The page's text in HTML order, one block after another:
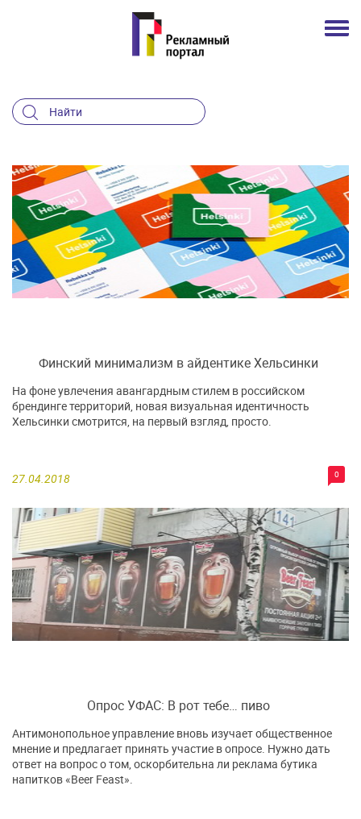
Финский минимализм в айдентике Хельсинки
27.04.2018 0
На фоне увлечения авангардным стилем в российском
брендинге территорий, новая визуальная идентичность
Хельсинки смотрится, на первый взгляд, просто.
Опрос УФАС: В рот тебе… пиво
Антимонопольное управление вновь изучает общественное
мнение и предлагает принять участие в опросе. Нужно дать
ответ на вопрос о том, оскорбительна ли реклама бутика
напитков «Beer Feast».